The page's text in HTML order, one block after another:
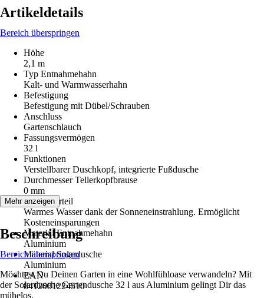
Artikeldetails
Bereich überspringen
Höhe
2,1 m
Typ Entnahmehahn
Kalt- und Warmwasserhahn
Befestigung
Befestigung mit Dübel/Schrauben
Anschluss
Gartenschlauch
Fassungsvermögen
32 l
Funktionen
Verstellbarer Duschkopf, integrierte Fußdusche
Durchmesser Tellerkopfbrause
0 mm
Artikelvorteil
Warmes Wasser dank der Sonneneinstrahlung. Ermöglicht
Kosteneinsparungen
Material Entnahmehahn
Aluminium
Material Solardusche
Aluminium
EAN
8412081224510
Mehr anzeigen
Beschreibung
Bereich überspringen
Möchtest Du Deinen Garten in eine Wohlfühloase verwandeln? Mit
der Solardusche Gartendusche 32 l aus Aluminium gelingt Dir das
mühelos.